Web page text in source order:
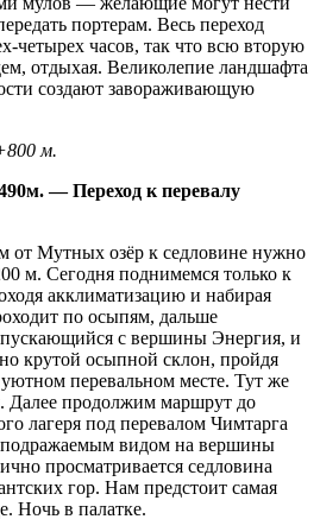
портерам. Весь переход
четырех часов, так что всю вторую
отдыхая. Великолепие ландшафта
создают завораживающую
м.
— Переход к перевалу
от Мутных озёр к седловине нужно
м. Сегодня поднимемся только к
акклиматизацию и набирая
по осыпям, дальше
с вершины Энергия, и
крутой осыпной склон, пройдя
перевальном месте. Тут же
Далее продолжим маршрут до
лагеря под перевалом Чимтарга
видом на вершины
просматривается седловина
гор. Нам предстоит самая
Ночь в палатке.